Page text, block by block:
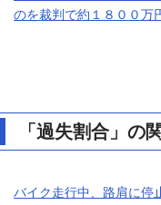
のを裁判で約１８００万
「過失割合」の
バイク走行中、路肩に停